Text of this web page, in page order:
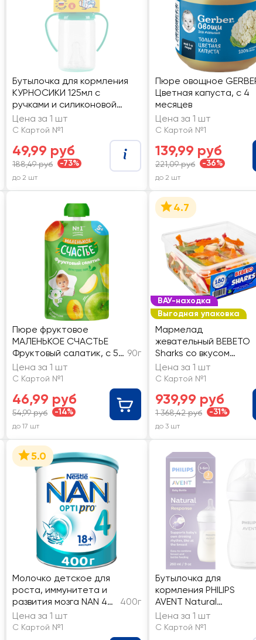
Бутылочка для кормления
КУРНОСИКИ 125мл с
ручками и силиконовой
молочной соской, с 6
месяцев, Арт. 11134
Цена за 1 шт
С Картой №1
49,99 руб
188,49 руб -73%
до 2 шт
Пюре овощное
Цветная капуста, с 4
месяцев
Цена за 1 шт
С Картой №1
139,99 руб
221,09 руб -36%
до 2 шт
Пюре фруктовое
МАЛЕНЬКОЕ СЧАСТЬЕ
Фруктовый салатик, с 5
месяцев
90г
Цена за 1 шт
С Картой №1
46,99 руб
54,99 руб -14%
до 17 шт
ВАУ-находка
Выгодная упаковка
4.7
Мармелад
жевательный BEBETO
Sharks со вкусом
ананаса, малины,
апельсина, яблока и
Цена за 1 шт
С Картой №1
939,99 руб
1 368,42 руб -31%
до 3 шт
5.0
Молочко детское для
роста, иммунитета и
развития мозга NAN 4
Optipro, с 18 месяцев
400г
Цена за 1 шт
С Картой №1
Бутылочка для
кормления PHILIPS
AVENT Natural
Response 260мл,
пластик
Цена за 1 шт
С Картой №1